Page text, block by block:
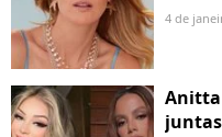
4 de
Anitta